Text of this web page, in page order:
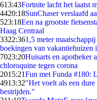
613:43Fortnite lacht het laatst
4420:18SunChaser verslaafd
523:18Een na grootste
Haag Centraal
3322:361,5 meter
boekingen van vakantiehuizen
7023:20Huisarts en apotheker
chloroquine tegen corona
2015:21Fun met Funda #180:
4913:32"Het voelt als een
bestrijden."